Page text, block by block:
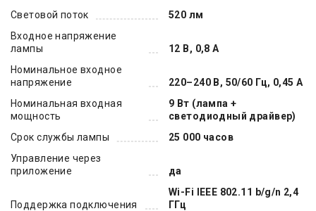
Световой поток
520 лм
Входное напряжение
лампы
12 В, 0,8 А
Номинальное входное
напряжение
220–240 В, 50/60 Гц, 0,45 А
Номинальная входная
мощность
9 Вт (лампа +
светодиодный драйвер)
Срок службы лампы
25 000 часов
Управление через
приложение
да
Поддержка подключения
Wi-Fi IEEE 802.11 b/g/n 2,4
ГГц